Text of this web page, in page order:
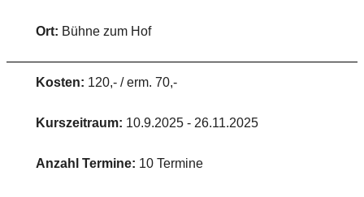
Ort: Bühne zum Hof
Kosten: 120,- / erm. 70,-
Kurszeitraum: 10.9.2025 - 26.11.2025
Anzahl Termine: 10 Termine